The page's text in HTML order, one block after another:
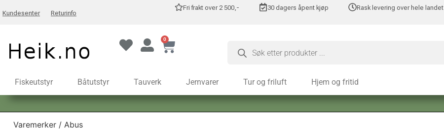
Kundesenter Returinfo
Fri frakt over 2 500,- 30 dagers åpent kjøp Rask levering over hele landet
0
Fiskeutstyr Båtutstyr Tauverk Jernvarer Tur og friluft Hjem og fritid
Varemerker / Abus